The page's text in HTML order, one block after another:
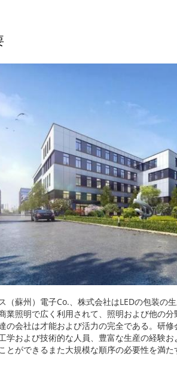
（蘇州）電子Co.、株式会社はLEDの包装の
業照明で広く利用されて、照明および他の
の会社は才能および活力の完全である。研
学および技術的な人員、豊富な生産の経験
とができるまた大規模な順序の必要性を満